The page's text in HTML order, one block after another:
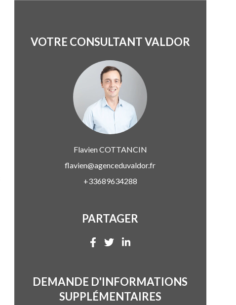
VOTRE CONSULTANT VALDOR
FlavienCOTTANCIN
flavien@agenceduvaldor.fr
+33689634288
PARTAGER
DEMANDE D'INFORMATIONS
SUPPLÉMENTAIRES